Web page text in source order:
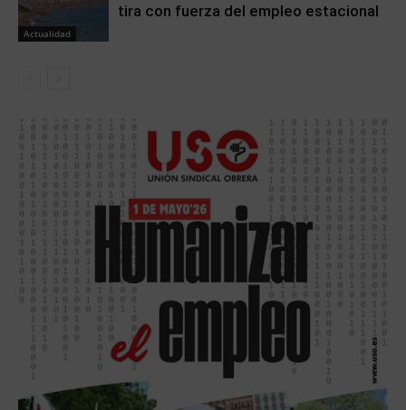
Actualidad
tira con fuerza del empleo estacional